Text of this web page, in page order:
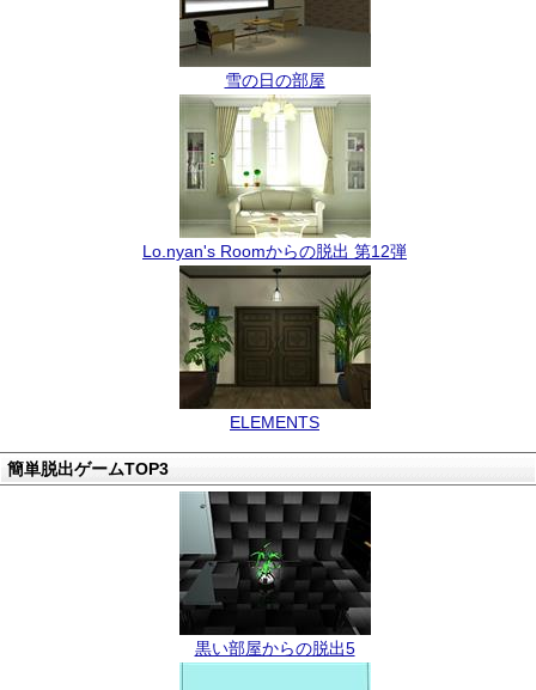
雪の日の部屋
Lo.nyan's Roomからの脱出 第12弾
ELEMENTS
簡単脱出ゲームTOP3
黒い部屋からの脱出5